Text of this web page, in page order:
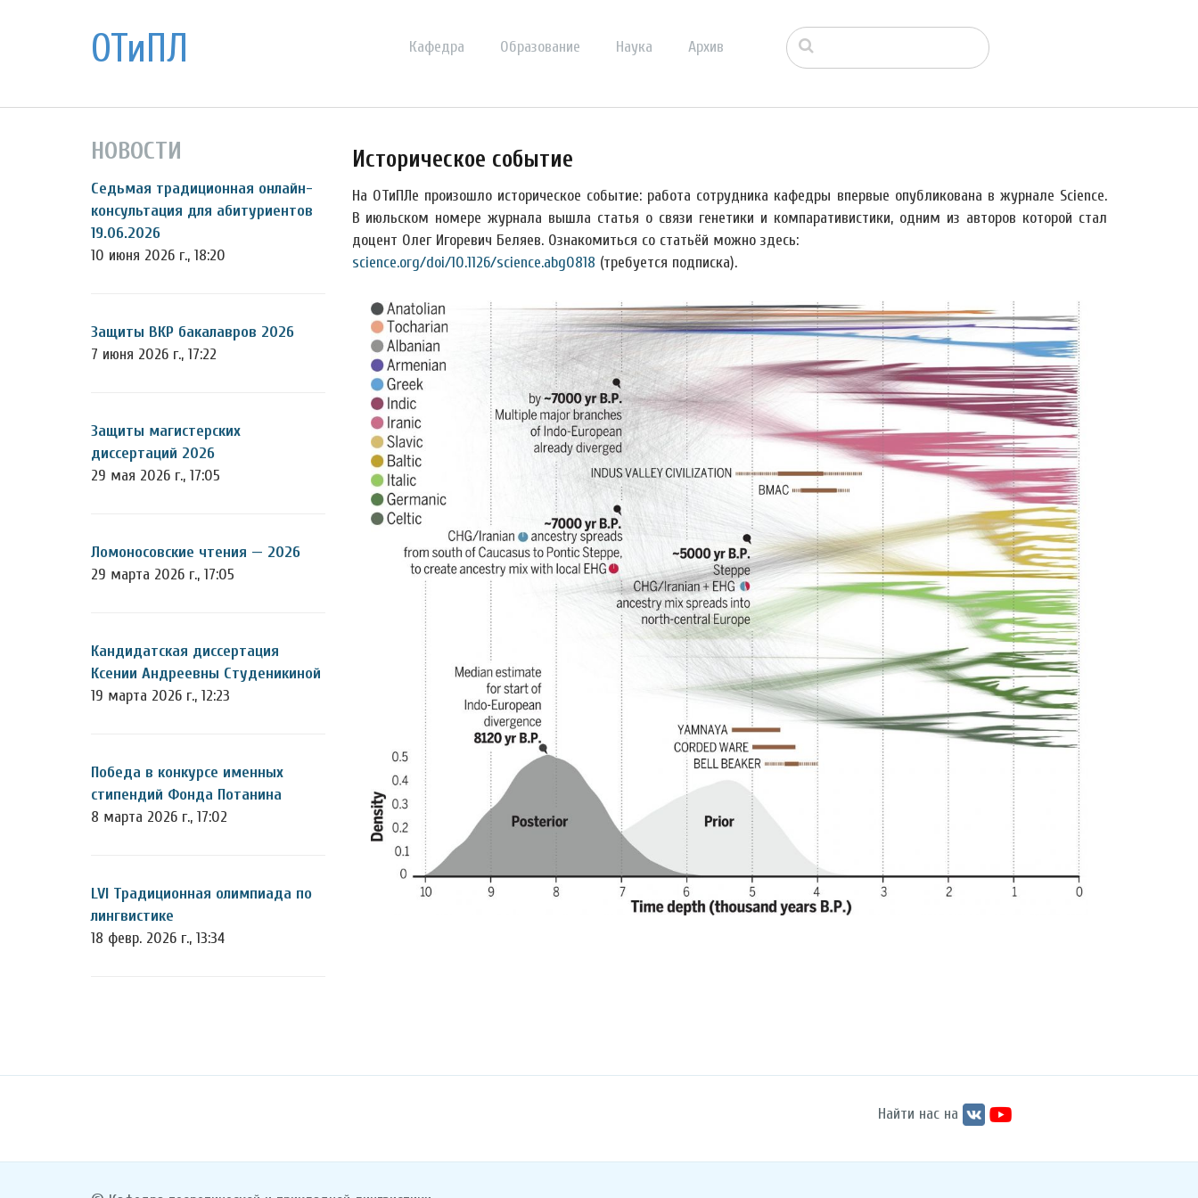
ОТиПЛ Кафедра Образование Наука Архив
НОВОСТИ
Седьмая традиционная онлайн-
консультация для абитуриентов
19.06.2026
10 июня 2026 г., 18:20
Защиты ВКР бакалавров 2026
7 июня 2026 г., 17:22
Защиты магистерских
диссертаций 2026
29 мая 2026 г., 17:05
Ломоносовские чтения — 2026
29 марта 2026 г., 17:05
Кандидатская диссертация
Ксении Андреевны Студеникиной
19 марта 2026 г., 12:23
Победа в конкурсе именных
стипендий Фонда Потанина
8 марта 2026 г., 17:02
LVI Традиционная олимпиада по
лингвистике
18 февр. 2026 г., 13:34
Историческое событие
На ОТиПЛе произошло историческое событие: работа сотрудника кафедры впервые опубликована в журнале Science.
В июльском номере журнала вышла статья о связи генетики и компаративистики, одним из авторов которой стал
доцент Олег Игоревич Беляев. Ознакомиться со статьёй можно здесь:
science.org/doi/10.1126/science.abg0818 (требуется подписка).
Найти нас на